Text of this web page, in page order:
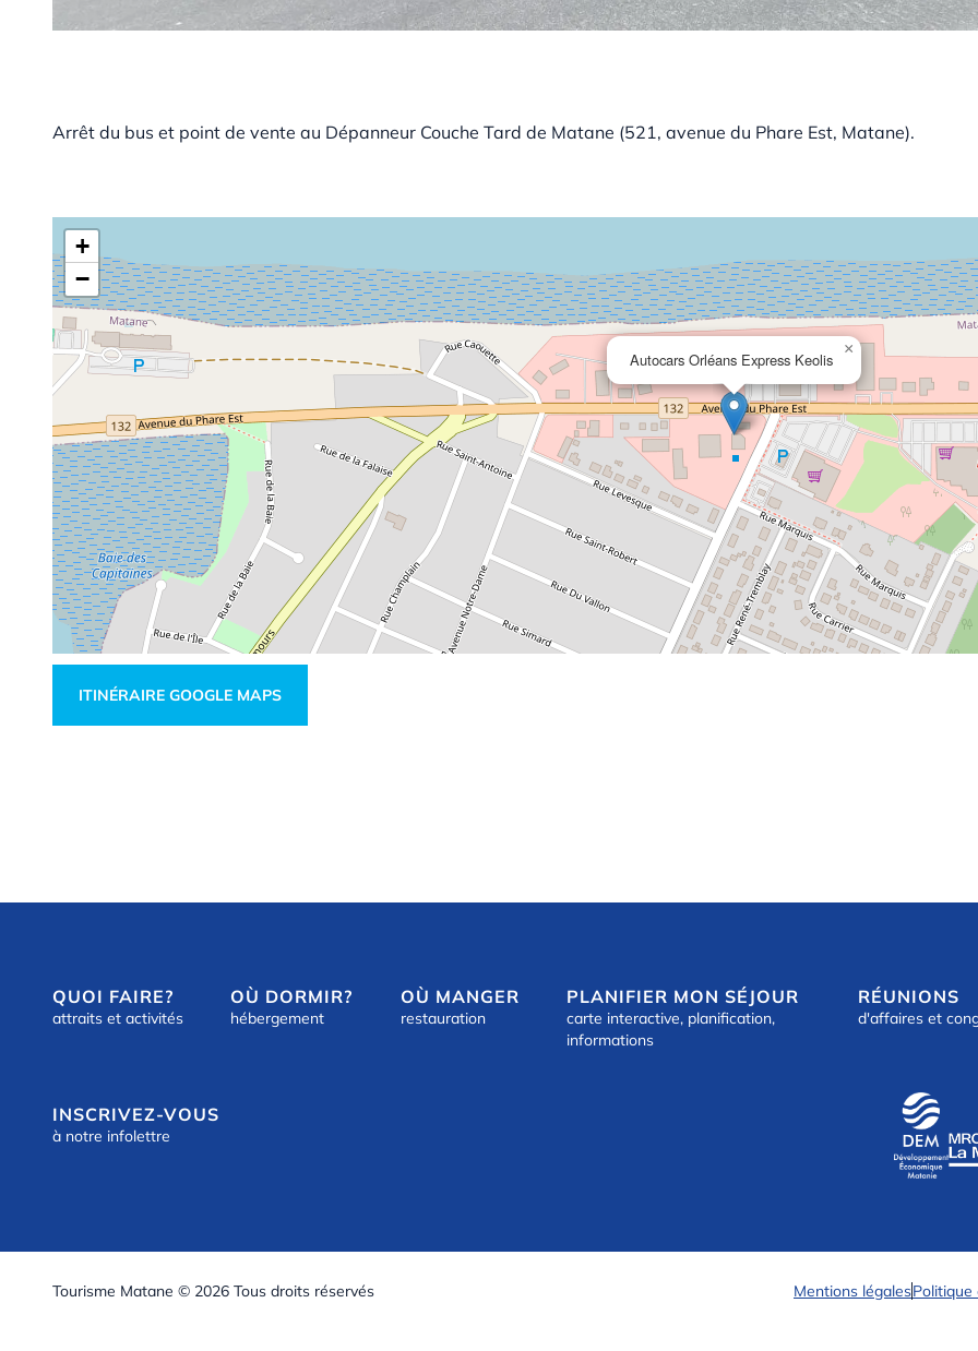
Arrêt du bus et point de vente au Dépanneur Couche Tard de Matane (521, avenue du Phare Est, Matane).
Autocars Orléans Express Keolis
×
+
−
ITINÉRAIRE GOOGLE MAPS
QUOI FAIRE?
attraits et activités
OÙ DORMIR?
hébergement
OÙ MANGER
restauration
PLANIFIER MON SÉJOUR
carte interactive, planification,
informations
RÉUNIONS
d'affaires et
INSCRIVEZ-VOUS
à notre infolettre
Tourisme Matane © 2026 Tous droits réservés Mentions légales